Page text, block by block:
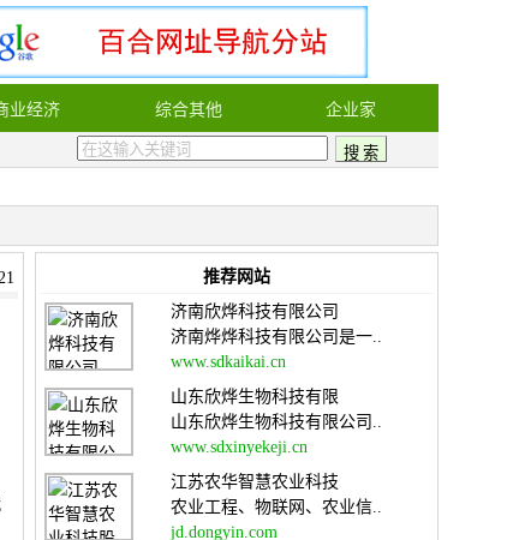
业经济 综合其他 企业家
推荐网站
济南欣烨科技有限公司
济南烨烨科技有限公司是一..
www.sdkaikai.cn
山东欣烨生物科技有限
山东欣烨生物科技有限公司..
www.sdxinyekeji.cn
江苏农华智慧农业科技
农业工程、物联网、农业信..
jd.dongyin.com